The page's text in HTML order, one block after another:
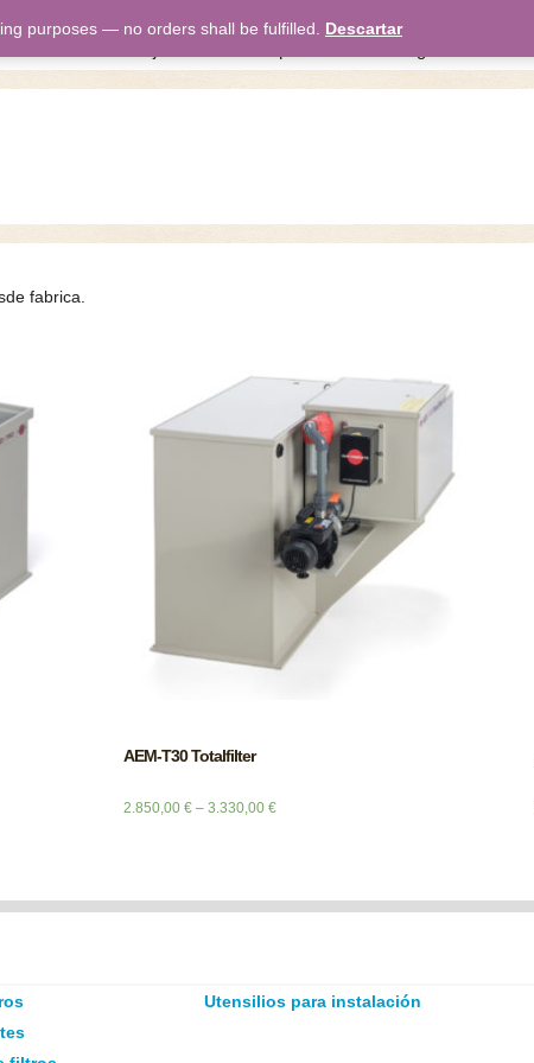
fabrica.
AEM-T30 Totalfilter
2.850,00 €– 3.330,00 €
Utensilios para instalación
purposes — no orders shall be fulfilled. Descartar